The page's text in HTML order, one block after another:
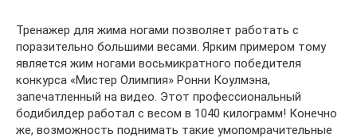
Тренажер для жима ногами позволяет работать с
поразительно большими весами. Ярким примером тому
является жим ногами восьмикратного победителя
конкурса «Мистер Олимпия» Ронни Коулмэна,
запечатленный на видео. Этот профессиональный
бодибилдер работал с весом в 1040 килограмм! Конечно
же, возможность поднимать такие умопомрачительные